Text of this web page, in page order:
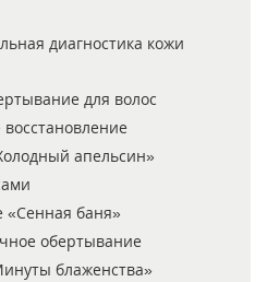
диагностика кожи
для волос
апельсин»
«Сенная баня»
обертывание
блаженства»